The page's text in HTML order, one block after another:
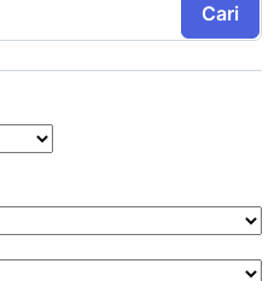
Cari